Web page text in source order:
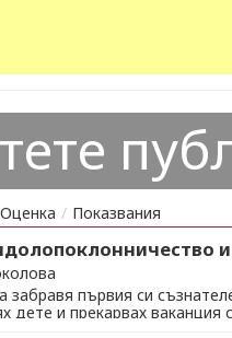
Оценка / Показвания
забравя първия си
дете и прекарвах ваканция